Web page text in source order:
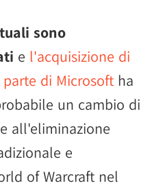
sono
e l'acquisizione di
di Microsoft ha
un cambio di
all'eliminazione
e
of Warcraft nel